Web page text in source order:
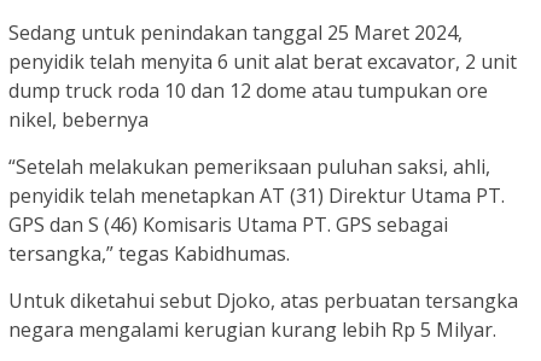
Sedang untuk penindakan tanggal 25 Maret 2024,
penyidik telah menyita 6 unit alat berat excavator, 2 unit
dump truck roda 10 dan 12 dome atau tumpukan ore
nikel, bebernya
“Setelah melakukan pemeriksaan puluhan saksi, ahli,
penyidik telah menetapkan AT (31) Direktur Utama PT.
GPS dan S (46) Komisaris Utama PT. GPS sebagai
tersangka,” tegas Kabidhumas.
Untuk diketahui sebut Djoko, atas perbuatan tersangka
negara mengalami kerugian kurang lebih Rp 5 Milyar.